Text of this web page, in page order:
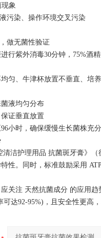
象
污染、操作环境交叉污染
做无菌性验证
行紫外消毒30分钟，75%酒
匀、牛津杯放置不垂直、培
液均匀分布
证垂直放置
小时，确保缓慢生长菌株充
清洁护理用品 抗菌斑牙膏》
性。同时，标准鼓励采用
关注 天然抗菌成分 的应用
达92-95%)，且安全性更高